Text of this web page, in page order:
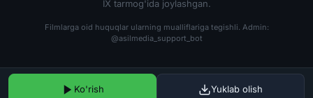
IX tarmog'ida joylashgan.
Filmlarga oid huquqlar ularning mualliflariga tegishli. Admin:
@asilmedia_support_bot
Ko'rish Yuklab olish